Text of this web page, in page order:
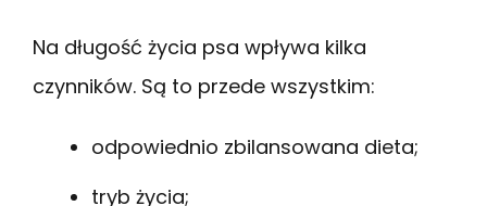
Na długość życia psa wpływa kilka
czynników. Są to przede wszystkim:
odpowiednio zbilansowana dieta;
tryb życia;